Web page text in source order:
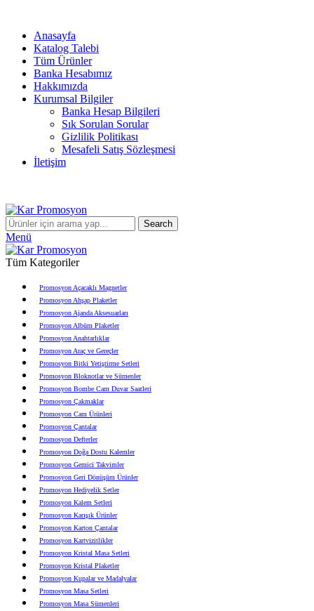
Anasayfa
Katalog Talebi
Tüm Ürünler
Banka Hesabımız
Hakkımızda
Kurumsal Bilgiler
Banka Hesap Bilgileri
Sık Sorulan Sorular
Gizlilik Politikası
Mesafeli Satış Sözleşmesi
İletişim
Search
Menü
Tüm Kategoriler
Promosyon Açacaklı Magnetler
Promosyon Ahşap Plaketler
Promosyon Ajanda Aksesuarları
Promosyon Albüm Plaketler
Promosyon Anahtarlıklar
Promosyon Araç ve Gereçler
Promosyon Bitki Yetiştirme Setleri
Promosyon Bloknotlar ve Sümenler
Promosyon Bombe Cam Duvar Saatleri
Promosyon Çakmaklar
Promosyon Cam Ürünleri
Promosyon Çantalar
Promosyon Defterler
Promosyon Doğa Dostu Kalemler
Promosyon Gemici Takvimler
Promosyon Geri Dönüşüm Ürünler
Promosyon Hediyelik Setler
Promosyon Kalem Setleri
Promosyon Karışık Ürünler
Promosyon Karton Çantalar
Promosyon Kartvizitlikler
Promosyon Kristal Masa Setleri
Promosyon Kristal Plaketler
Promosyon Kupalar ve Madalyalar
Promosyon Masa Setleri
Promosyon Masa Sümenleri